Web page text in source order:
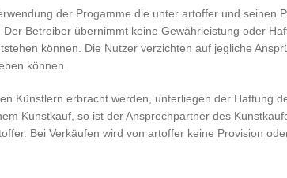
der Progamme die unter artoffer und seinen
Betreiber übernimmt keine Gewährleistung oder
können. Die Nutzer verzichten auf jegliche
können.
Künstlern erbracht werden, unterliegen der Haftung
Kunstkauf, so ist der Ansprechpartner des
Bei Verkäufen wird von artoffer keine Provision